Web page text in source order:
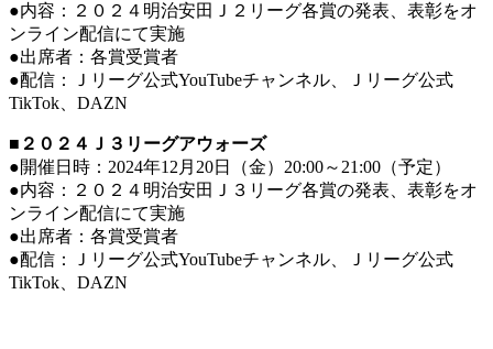
●内容：２０２４明治安田Ｊ２リーグ各賞の発表、表彰をオ
ンライン配信にて実施
●出席者：各賞受賞者
●配信：Ｊリーグ公式YouTubeチャンネル、Ｊリーグ公式
TikTok、DAZN
■２０２４Ｊ３リーグアウォーズ
●開催日時：2024年12月20日（金）20:00～21:00（予定）
●内容：２０２４明治安田Ｊ３リーグ各賞の発表、表彰をオ
ンライン配信にて実施
●出席者：各賞受賞者
●配信：Ｊリーグ公式YouTubeチャンネル、Ｊリーグ公式
TikTok、DAZN